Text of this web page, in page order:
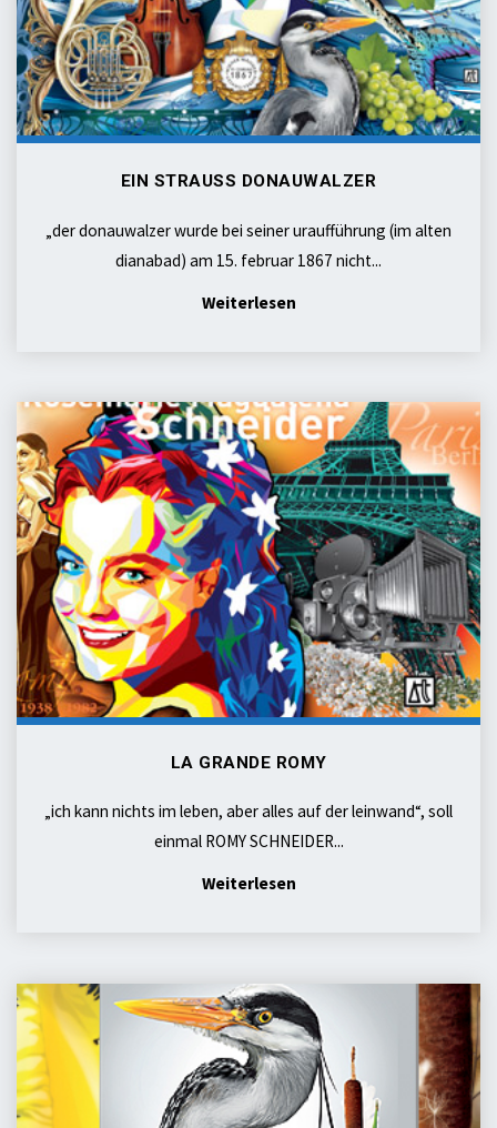
EIN STRAUSS DONAUWALZER
„der donauwalzer wurde bei seiner uraufführung (im alten
dianabad) am 15. februar 1867 nicht...
Weiterlesen"ein
la
grande
ROMY
LA GRANDE ROMY
„ich kann nichts im leben, aber alles auf der leinwand“, soll
einmal ROMY SCHNEIDER...
Weiterlesen"la
graureiher